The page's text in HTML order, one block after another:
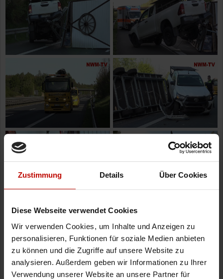
Zustimmung Details Über Cookies
Diese Webseite verwendet Cookies
Wir verwenden Cookies, um Inhalte und Anzeigen zu
personalisieren, Funktionen für soziale Medien anbieten
zu können und die Zugriffe auf unsere Website zu
analysieren. Außerdem geben wir Informationen zu Ihrer
Verwendung unserer Website an unsere Partner für